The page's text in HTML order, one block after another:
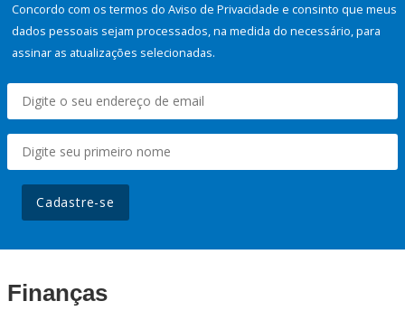
Concordo com os termos do Aviso de Privacidade e consinto que meus
dados pessoais sejam processados, na medida do necessário, para
assinar as atualizações selecionadas.
Cadastre-se
Finanças